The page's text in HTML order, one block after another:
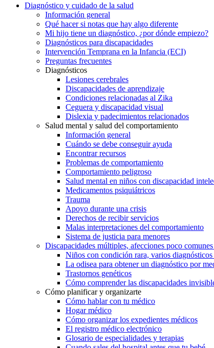
Diagnóstico y cuidado de la salud
Información general
Qué hacer si notas que hay algo diferente
Mi hijo tiene un diagnóstico, ¿por dónde empiezo?
Diagnósticos para discapacidades
Intervención Temprana en la Infancia (ECI)
Preguntas frecuentes
Diagnósticos
Lesiones cerebrales
Discapacidades de aprendizaje
Condiciones relacionadas al Zika
Ceguera y discapacidad visual
Dislexia y padecimientos relacionados
Salud mental y salud del comportamiento
Información general
Cuándo se debe conseguir ayuda
Encontrar recursos
Problemas de comportamiento
Comportamiento peligroso
Salud mental en niños con discapacidad
Medicamentos psiquiátricos
Trauma
Apoyo durante una crisis
Derechos de recibir servicios
Malas interpretaciones del comportamiento
Sistema de justicia para menores
Discapacidades múltiples, afecciones poco
Niños con condición rara, varios
La odisea para obtener un diagnóstico por
Trastornos genéticos
Cómo comprender las discapacidades
Cómo planificar y organizarte
Cómo hablar con tu médico
Hogar médico
Cómo organizar los expedientes médicos
El registro médico electrónico
Glosario de especialidades y terapias